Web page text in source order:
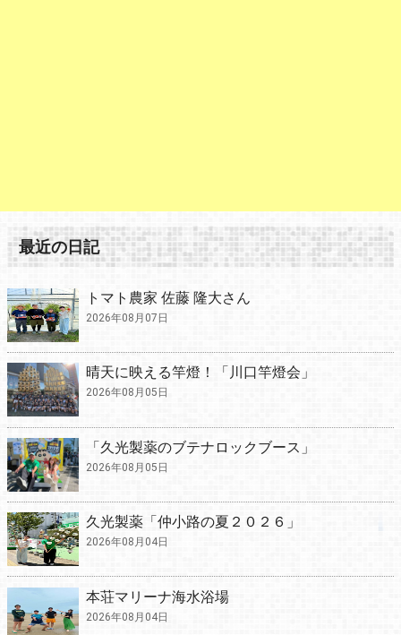
最近の日記
トマト農家 佐藤 隆大さん
2026年08月07日
晴天に映える竿燈！「川口竿燈会」
2026年08月05日
「久光製薬のブテナロックブース」
2026年08月05日
久光製薬「仲小路の夏２０２６」
2026年08月04日
本荘マリーナ海水浴場
2026年08月04日